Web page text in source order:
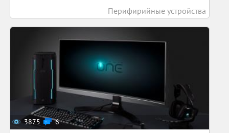
Перифирийные устройства
3875 6